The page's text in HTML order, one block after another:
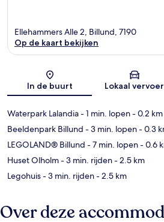
Kaart
Ellehammers Alle 2, Billund, 7190
Op de kaart bekijken
In de buurt Lokaal vervoer
Waterpark Lalandia- 1 min. lopen- 0.2 km
Beeldenpark Billund - 3 min. lopen- 0.3
LEGOLAND® Billund - 7 min. lopen- 0.6
Huset Olholm- 3 min. rijden- 2.5 km
Legohuis- 3 min. rijden- 2.5 km
Over deze